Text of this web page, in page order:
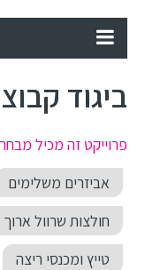
ביגוד
פרוייקט זה מכיל
אביזרים משלימים
חולצות שרוול ארוך
טייץ ומכנסי ריצה